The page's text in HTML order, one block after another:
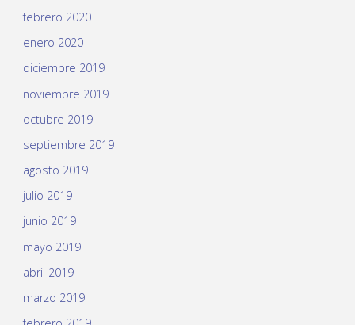
febrero 2020
enero 2020
diciembre 2019
noviembre 2019
octubre 2019
septiembre 2019
agosto 2019
julio 2019
junio 2019
mayo 2019
abril 2019
marzo 2019